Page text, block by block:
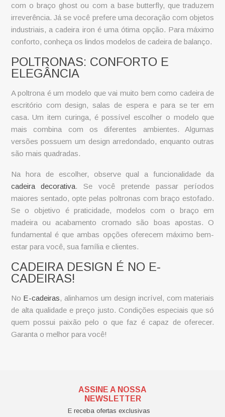
com o braço ghost ou com a base butterfly, que traduzem
irreverência. Já se você prefere uma decoração com objetos
industriais, a cadeira iron é uma ótima opção. Para máximo
conforto, conheça os lindos modelos de cadeira de balanço.
POLTRONAS: CONFORTO E
ELEGÂNCIA
A poltrona é um modelo que vai muito bem como cadeira de
escritório com design, salas de espera e para se ter em
casa. Um item curinga, é possível escolher o modelo que
mais combina com os diferentes ambientes. Algumas
versões possuem um design arredondado, enquanto outras
são mais quadradas.
Na hora de escolher, observe qual a funcionalidade da
cadeira decorativa. Se você pretende passar períodos
maiores sentado, opte pelas poltronas com braço estofado.
Se o objetivo é praticidade, modelos com o braço em
madeira ou acabamento cromado são boas apostas. O
fundamental é que ambas opções oferecem máximo bem-
estar para você, sua família e clientes.
CADEIRA DESIGN É NO E-
CADEIRAS!
No E-cadeiras, alinhamos um design incrível, com materiais
de alta qualidade e preço justo. Condições especiais que só
quem possui paixão pelo o que faz é capaz de oferecer.
Garanta o melhor para você!
ASSINE A NOSSA
NEWSLETTER
E receba ofertas exclusivas